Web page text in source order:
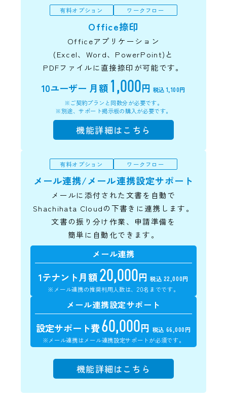
有料オプション ワークフロー
Office捺印
Officeアプリケーション
(Excel、Word、PowerPoint)と
PDFファイルに直接捺印が可能です。
10ユーザー 月額 1,000円 税込 1,100円
※ご契約プランと同数分が必要です。
※別途、サポート掲示板の購入が必要です。
機能詳細はこちら
有料オプション ワークフロー
メール連携/メール連携設定サポート
メールに添付された文書を自動で
Shachihata Cloudの下書きに連携します。
文書の振り分け作業、申請準備を
簡単に自動化できます。
メール連携
1テナント月額20,000円 税込 22,000円
※メール連携の推奨利用人数は、20名までです。
メール連携設定サポート
設定サポート費60,000円 税込 66,000円
※メール連携はメール連携設定サポートが必須です。
機能詳細はこちら